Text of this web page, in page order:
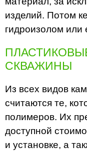
изделий. Потом
гидроизолом или
СКВАЖИНЫ
Из всех видов
считаются те,
полимеров. Их
доступной
и установке, а